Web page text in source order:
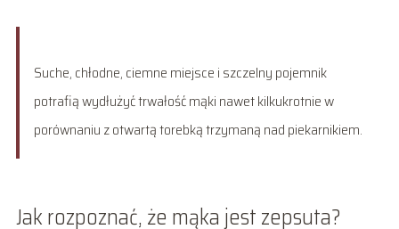
Suche, chłodne, ciemne miejsce i szczelny pojemnik
potrafią wydłużyć trwałość mąki nawet kilkukrotnie w
porównaniu z otwartą torebką trzymaną nad piekarnikiem.
Jak rozpoznać, że mąka jest zepsuta?